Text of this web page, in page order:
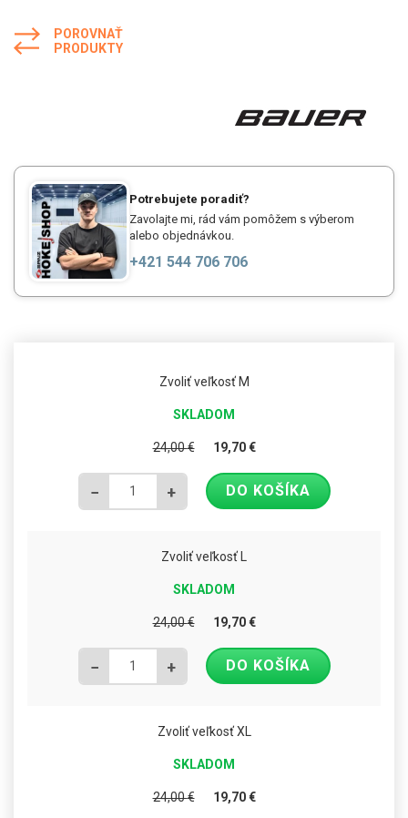
POROVNAŤ
PRODUKTY
Potrebujete poradiť?
Zavolajte mi, rád vám pomôžem s výberom
alebo objednávkou.
+421 544 706 706
Zvoliť veľkosť M
SKLADOM
24,00€ 19,70€
− + DO KOŠÍKA
Zvoliť veľkosť L
SKLADOM
24,00€ 19,70€
− + DO KOŠÍKA
Zvoliť veľkosť XL
SKLADOM
24,00€ 19,70€